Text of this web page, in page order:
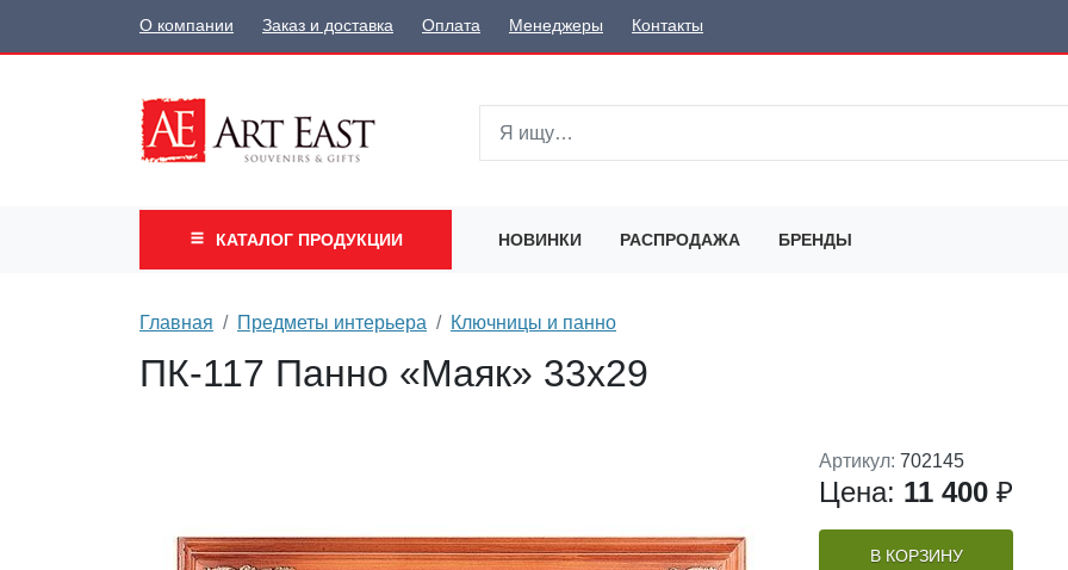
О компании Заказ и доставка Оплата Менеджеры Контакты
КАТАЛОГ ПРОДУКЦИИ НОВИНКИ РАСПРОДАЖА БРЕНДЫ
Главная Предметы интерьера Ключницы и панно
ПК-117 Панно «Маяк» 33х29
Артикул: 702145
Цена: 11 400 ₽
В КОРЗИНУ